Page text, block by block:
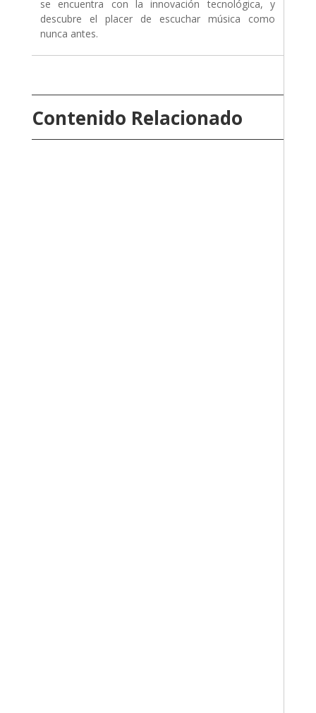
se encuentra con la innovación tecnológica, y
descubre el placer de escuchar música como
nunca antes.
Contenido Relacionado